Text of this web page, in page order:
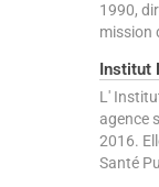
1990,
mission
Institut
L'
agence
2016.
Santé